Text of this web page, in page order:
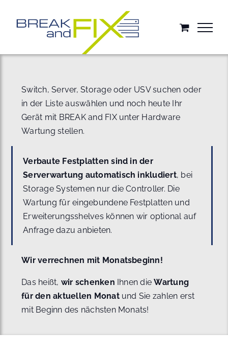
springen
Switch, Server, Storage oder USV suchen oder
in der Liste auswählen und noch heute Ihr
Gerät mit BREAK and FIX unter Hardware
Wartung stellen.
Verbaute Festplatten sind in der
Serverwartung automatisch inkludiert, bei
Storage Systemen nur die Controller. Die
Wartung für eingebundene Festplatten und
Erweiterungsshelves können wir optional auf
Anfrage dazu anbieten.
Wir verrechnen mit Monatsbeginn!
Das heißt, wir schenken Ihnen dieWartung
für den aktuellen Monat und Sie zahlen erst
mit Beginn des nächsten Monats!